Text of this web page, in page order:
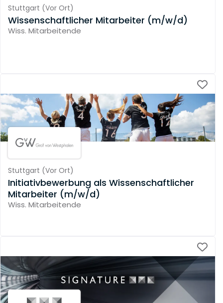
Stuttgart (Vor Ort)
Wissenschaftlicher Mitarbeiter (m/w/d)
Wiss. Mitarbeitende
Stuttgart (Vor Ort)
Initiativbewerbung als Wissenschaftlicher
Mitarbeiter (m/w/d)
Wiss. Mitarbeitende